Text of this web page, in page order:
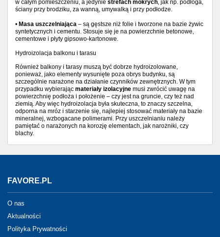
w całym pomieszczeniu, a jedynie strefach mokrych, jak np. podłoga,
ściany przy brodziku, za wanną, umywalką i przy podłodze.
• Masa uszczelniająca – są gęstsze niż folie i tworzone na bazie żywic
syntetycznych i cementu. Stosuje się je na powierzchnie betonowe,
cementowe i płyty gipsowo-kartonowe.
Hydroizolacja balkonu i tarasu
Również balkony i tarasy muszą być dobrze hydroizolowane,
ponieważ, jako elementy wysunięte poza obrys budynku, są
szczególnie narażone na działanie czynników zewnętrznych. W tym
przypadku wybierając materiały izolacyjne musi zwrócić uwagę na
powierzchnię podłoża i położenie – czy jest na gruncie, czy też nad
ziemią. Aby więc hydroizolacja była skuteczna, to znaczy szczelna,
odporna na mróz i starzenie się, najlepiej stosować materiały na bazie
mineralnej, wzbogacane polimerami. Przy uszczelnianiu należy
pamiętać o narażonych na korozję elementach, jak narożniki, czy
blachy.
FAVORE.PL
O nas
Aktualności
Polityka Prywatności